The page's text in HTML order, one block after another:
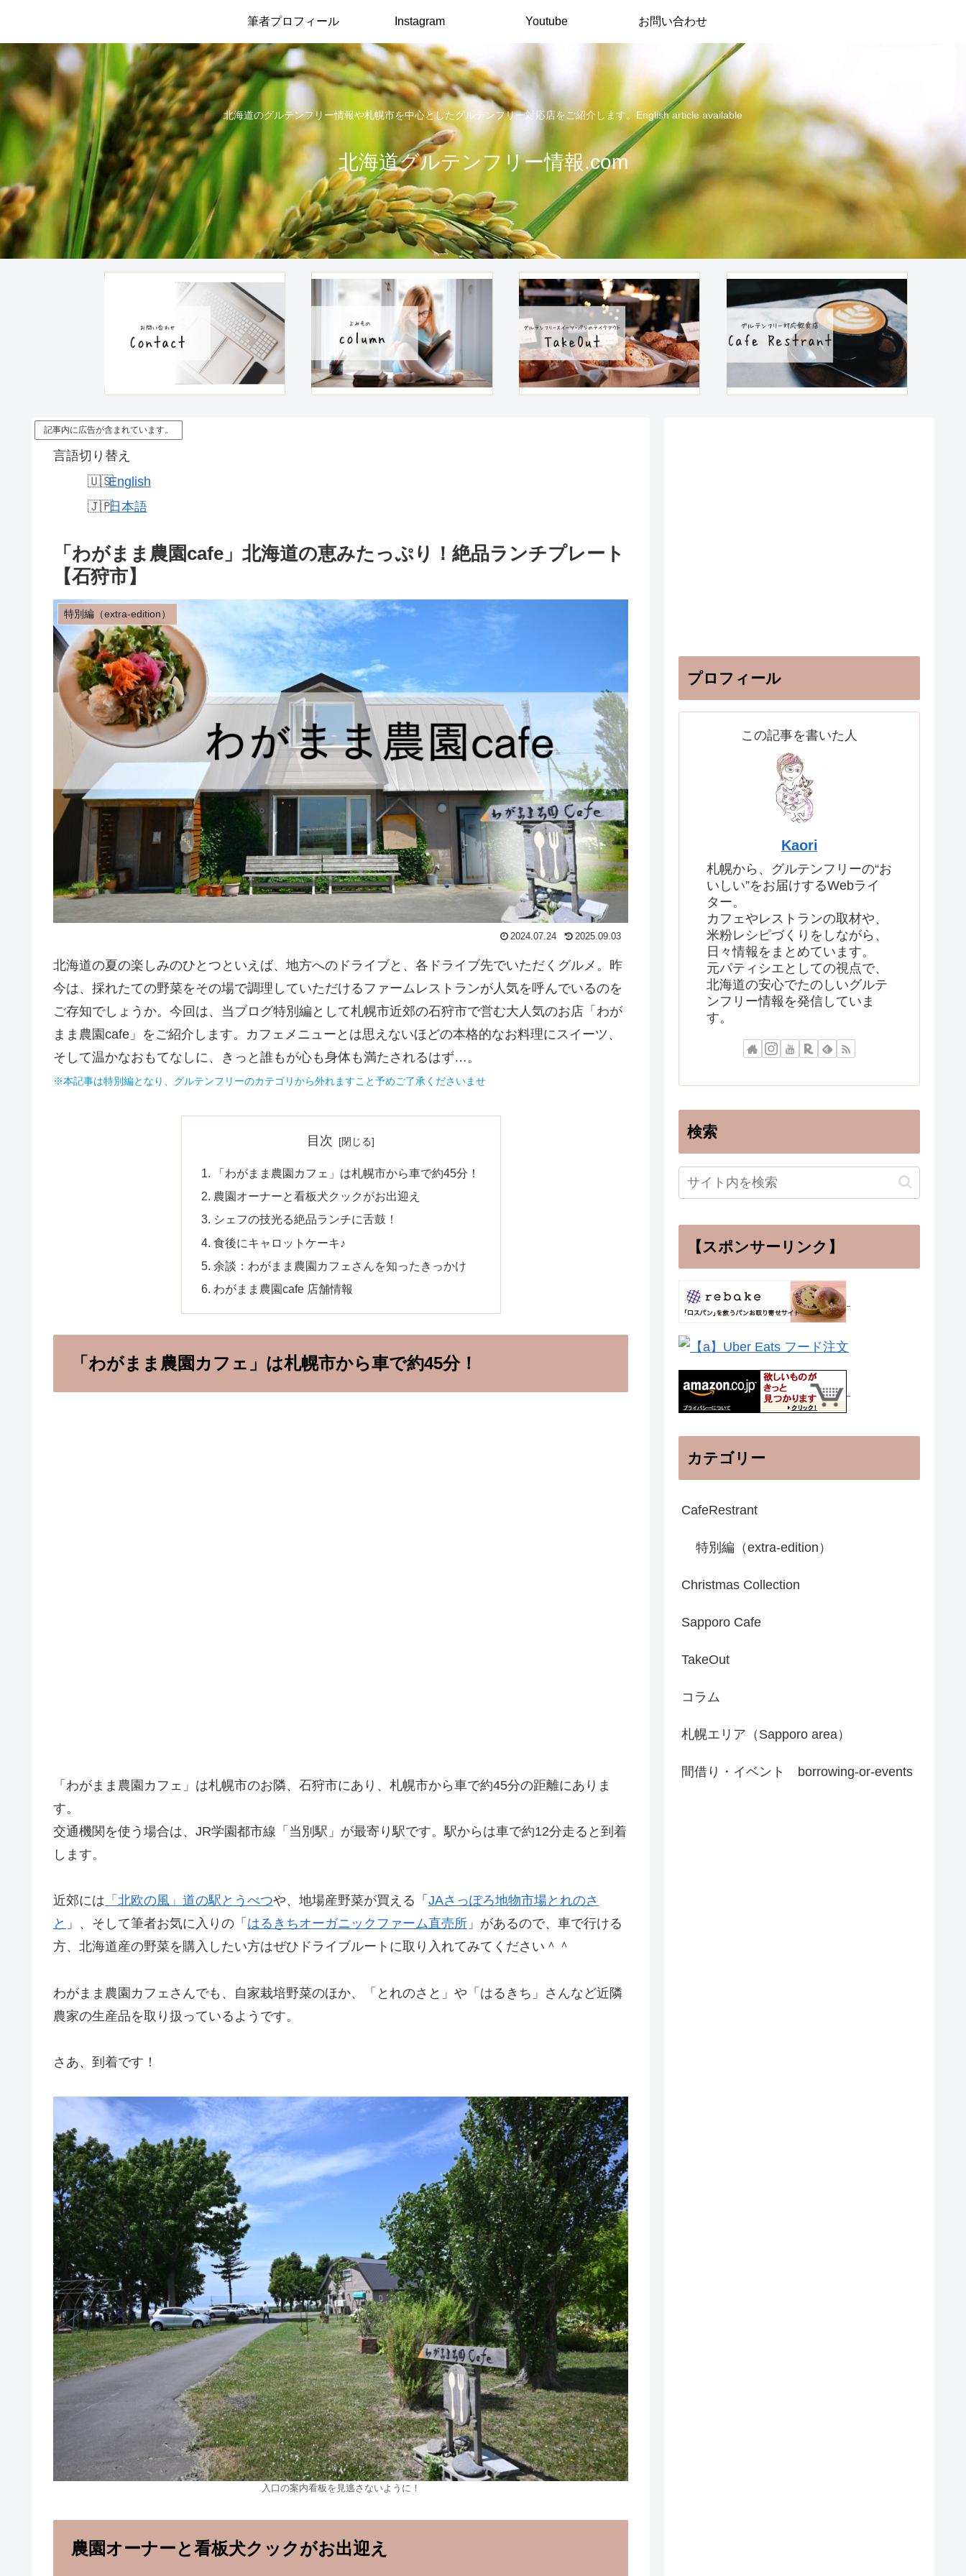
北海道のグルテンフリー情報や札幌市を中心としたグルテンフリー対応店をご紹介します。English article available
北海道グルテンフリー情報.com
筆者プロフィール Instagram Youtube お問い合わせ
記事内に広告が含まれています。
言語切り替え
English
日本語
「わがまま農園cafe」北海道の恵みたっぷり！絶品ランチプレート
【石狩市】
特別編（extra-edition）
2024.07.24 2025.09.03
北海道の夏の楽しみのひとつといえば、地方へのドライブと、各ドライブ先でいただくグルメ。昨
今は、採れたての野菜をその場で調理していただけるファームレストランが人気を呼んでいるのを
ご存知でしょうか。今回は、当ブログ特別編として札幌市近郊の石狩市で営む大人気のお店「わが
まま農園cafe」をご紹介します。カフェメニューとは思えないほどの本格的なお料理にスイーツ、
そして温かなおもてなしに、きっと誰もが心も身体も満たされるはず…。
※本記事は特別編となり、グルテンフリーのカテゴリから外れますこと予めご了承くださいませ
目次
「わがまま農園カフェ」は札幌市から車で約45分！
農園オーナーと看板犬クックがお出迎え
シェフの技光る絶品ランチに舌鼓！
食後にキャロットケーキ♪
余談：わがまま農園カフェさんを知ったきっかけ
わがまま農園cafe 店舗情報
「わがまま農園カフェ」は札幌市から車で約45分！
「わがまま農園カフェ」は札幌市のお隣、石狩市にあり、札幌市から車で約45分の距離にありま
す。
交通機関を使う場合は、JR学園都市線「当別駅」が最寄り駅です。駅からは車で約12分走ると到着
します。
近郊には 「北欧の風」道の駅とうべつや、地場産野菜が買える「 JAさっぽろ地物市場とれのさ
と 」、そして筆者お気に入りの「 はるきちオーガニックファーム直売所 」があるので、車で行ける
方、北海道産の野菜を購入したい方はぜひドライブルートに取り入れてみてください＾＾
わがまま農園カフェさんでも、自家栽培野菜のほか、「とれのさと」や「はるきち」さんなど近隣
農家の生産品を取り扱っているようです。
さあ、到着です！
入口の案内看板を見逃さないように！
農園オーナーと看板犬クックがお出迎え
プロフィール
この記事を書いた人
Kaori
札幌から、グルテンフリーの“お
いしい”をお届けするWebライ
ター。
カフェやレストランの取材や、
米粉レシピづくりをしながら、
日々情報をまとめています。
元パティシエとしての視点で、
北海道の安心でたのしいグルテ
ンフリー情報を発信していま
す。
検索
【スポンサーリンク】
カテゴリー
CafeRestrant
特別編（extra-edition）
Christmas Collection
Sapporo Cafe
TakeOut
コラム
札幌エリア（Sapporo area）
間借り・イベント borrowing-or-events